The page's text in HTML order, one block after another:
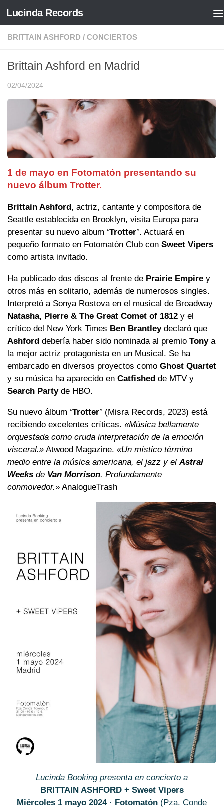
Saltar al contenido
Lucinda Records
BRITTAIN ASHFORD / CONCIERTOS
Brittain Ashford en Madrid
02/04/2024
1 de mayo en Fotomatón presentando su
nuevo álbum Trotter.
Brittain Ashford, actriz, cantante y compositora de
Seattle establecida en Brooklyn, visita Europa para
presentar su nuevo album ‘Trotter’. Actuará en
pequeño formato en Fotomatón Club con Sweet Vipers
como artista invitado.
Ha publicado dos discos al frente de Prairie Empire y
otros más en solitario, además de numerosos singles.
Interpretó a Sonya Rostova en el musical de Broadway
Natasha, Pierre & The Great Comet of 1812 y el
crítico del New York Times Ben Brantleydeclaró que
Ashford debería haber sido nominada al premio Tonya
la mejor actriz protagonista en un Musical. Se ha
embarcado en diversos proyectos como Ghost Quartet
y su música ha aparecido en Catfished de MTV y
Search Partyde HBO.
Su nuevo álbum ‘Trotter’ (Misra Records, 2023) está
recibiendo excelentes críticas. «Música bellamente
orquestada como cruda interpretación de la emoción
visceral.» Atwood Magazine. «Un místico término
medio entre la música americana, el jazz y elAstral
Weeks de Van Morrison. Profundamente
conmovedor.» AnalogueTrash
Lucinda Booking presenta en concierto a
BRITTAIN ASHFORD + Sweet Vipers
Miércoles 1 mayo 2024 · Fotomatón (Pza. Conde